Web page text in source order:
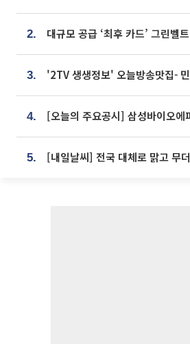
2.
3.
4.
5. [내일날씨] 전국 대체로 맑고 무